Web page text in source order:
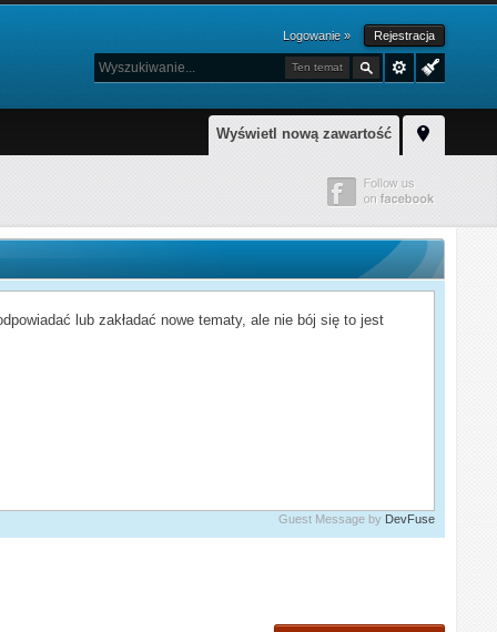
Logowanie » Rejestracja
Ten temat
Wyświetl nową zawartość
lub zakładać nowe tematy, ale nie bój się to jest
Guest Message by DevFuse